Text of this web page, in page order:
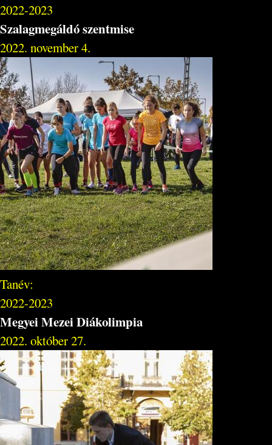
2022-2023
Szalagmegáldó szentmise
2022. november 4.
Tanév:
2022-2023
Megyei Mezei Diákolimpia
2022. október 27.